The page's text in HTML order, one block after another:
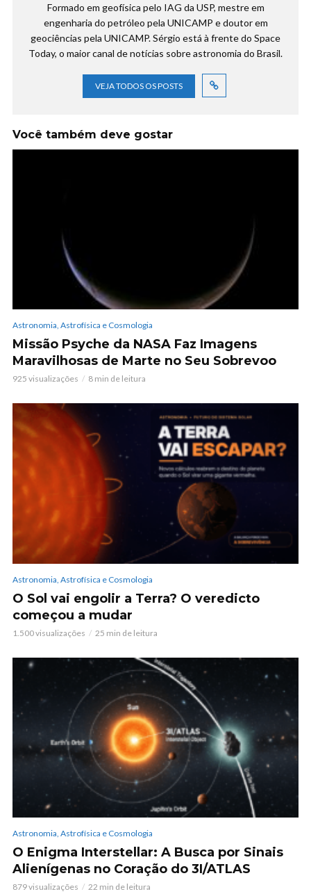
Formado em geofísica pelo IAG da USP, mestre em
engenharia do petróleo pela UNICAMP e doutor em
geociências pela UNICAMP. Sérgio está à frente do Space
Today, o maior canal de notícias sobre astronomia do Brasil.
VEJA TODOS OS POSTS
Você também deve gostar
Astronomia, Astrofísica e Cosmologia
Missão Psyche da NASA Faz Imagens
Maravilhosas de Marte no Seu Sobrevoo
925 visualizações 8 min de leitura
Astronomia, Astrofísica e Cosmologia
O Sol vai engolir a Terra? O veredicto
começou a mudar
1.500 visualizações 25 min de leitura
Astronomia, Astrofísica e Cosmologia
O Enigma Interstellar: A Busca por Sinais
Alienígenas no Coração do 3I/ATLAS
879 visualizações 22 min de leitura